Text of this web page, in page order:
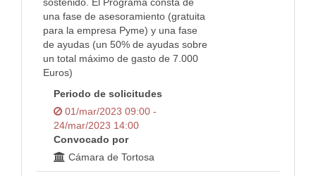
sostenido. El Programa consta de
una fase de asesoramiento (gratuita
para la empresa Pyme) y una fase
de ayudas (un 50% de ayudas sobre
un total máximo de gasto de 7.000
Euros)
Periodo de solicitudes
01/mar/2023 09:00 -
24/mar/2023 14:00
Convocado por
Cámara de Tortosa